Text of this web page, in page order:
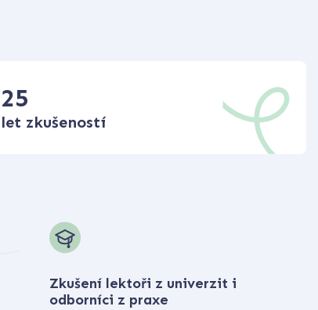
25
let zkušeností
Zkušení lektoři z univerzit i
odborníci z praxe